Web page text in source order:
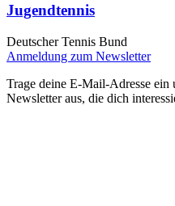
Jugendtennis
Deutscher Tennis Bund
Anmeldung zum Newsletter
Trage deine E-Mail-Adresse
Newsletter aus, die dich